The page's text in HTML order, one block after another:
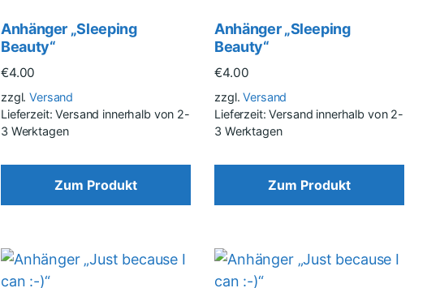
Anhänger „Sleeping
Beauty“
€4.00
zzgl.Versand
Lieferzeit: Versand innerhalb von 2-
3 Werktagen
Zum Produkt
Anhänger „Sleeping
Beauty“
€4.00
zzgl.Versand
Lieferzeit: Versand innerhalb von 2-
3 Werktagen
Zum Produkt